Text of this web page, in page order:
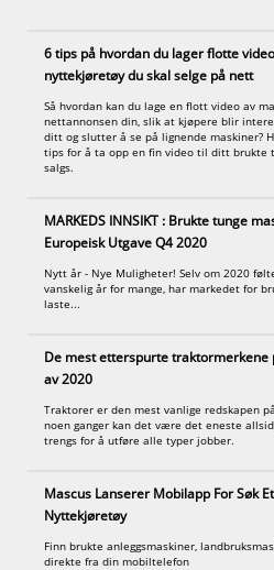
6 tips på hvordan du lager flotte
nyttekjøretøy du skal selge på nett
Så hvordan kan du lage en flott video av
nettannonsen din, slik at kjøpere blir
ditt og slutter å se på lignende maskiner?
tips for å ta opp en fin video til ditt brukte
salgs.
MARKEDS INNSIKT : Brukte tunge
Europeisk Utgave Q4 2020
Nytt år - Nye Muligheter! Selv om 2020
vanskelig år for mange, har markedet for
laste...
De mest etterspurte
av 2020
Traktorer er den mest vanlige redskapen
noen ganger kan det være det eneste
trengs for å utføre alle typer jobber.
Mascus Lanserer Mobilapp For Søk
Nyttekjøretøy
Finn brukte anleggsmaskiner,
direkte fra din mobiltelefon